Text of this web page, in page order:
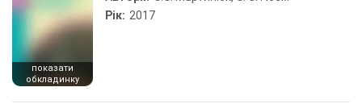
показати
обкладинку
Рік: 2017